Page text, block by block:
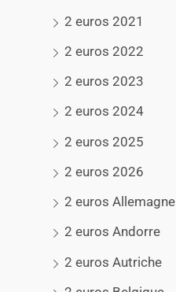
2 euros 2021
2 euros 2022
2 euros 2023
2 euros 2024
2 euros 2025
2 euros 2026
2 euros Allemagne
2 euros Andorre
2 euros Autriche